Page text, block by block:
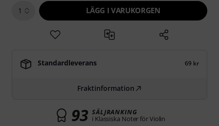
1 LÄGG I VARUKORGEN
Standardleverans 69 kr
Fraktinformation
93 SÄLJRANKING
i Klassiska Noter för Violin